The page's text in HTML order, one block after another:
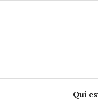
Qui